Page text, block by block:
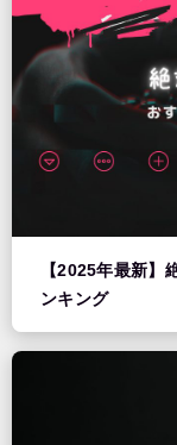
【2025年最新】
ンキング